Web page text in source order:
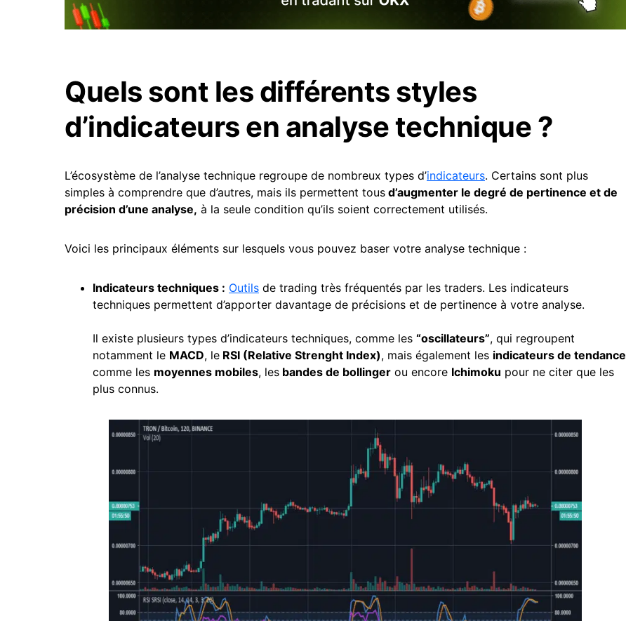
Quels sont les différents styles
d’indicateurs en analyse technique ?
L’écosystème de l’analyse technique regroupe de nombreux types d’indicateurs. Certains sont plus
simples à comprendre que d’autres, mais ils permettent tous d’augmenter le degré de pertinence et de
précision d’une analyse, à la seule condition qu’ils soient correctement utilisés.
Voici les principaux éléments sur lesquels vous pouvez baser votre analyse technique :
Indicateurs techniques : Outils de trading très fréquentés par les traders. Les indicateurs
techniques permettent d’apporter davantage de précisions et de pertinence à votre analyse.
Il existe plusieurs types d’indicateurs techniques, comme les “oscillateurs”, qui regroupent
notamment le MACD, le RSI (Relative Strenght Index), mais également les indicateurs de tendance
comme les moyennes mobiles, les bandes de bollinger ou encore Ichimoku pour ne citer que les
plus connus.